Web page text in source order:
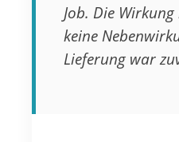
Job. Die
keine
Lieferung war